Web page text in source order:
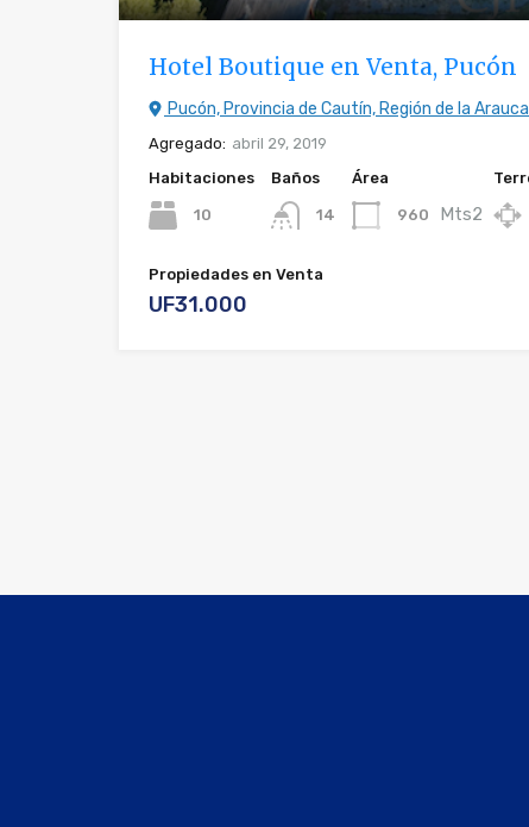
Hotel Boutique en Venta, Pucón
Pucón, Provincia de Cautín, Región de la
Agregado: abril 29, 2019
Habitaciones
10
Baños
14
Área
960 Mts2
Propiedades en Venta
UF31.000